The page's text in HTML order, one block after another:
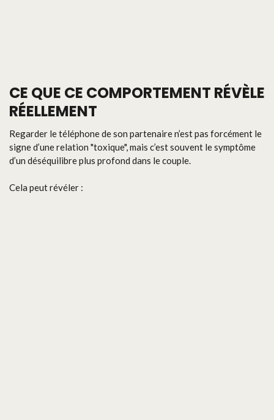
CE QUE CE COMPORTEMENT RÉVÈLE
RÉELLEMENT
Regarder le téléphone de son partenaire n’est pas forcément le
signe d’une relation "toxique", mais c’est souvent le symptôme
d’un déséquilibre plus profond dans le couple.
Cela peut révéler :